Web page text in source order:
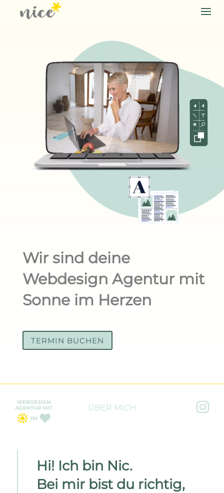
Wir sind deine
Webdesign Agentur mit
Sonne im Herzen
TERMIN BUCHEN
ÜBER MICH 
Hi! Ich bin Nic.
Bei mir bist du richtig,